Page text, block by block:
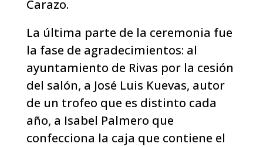
Carazo.
La última parte de la ceremonia fue
la fase de agradecimientos: al
ayuntamiento de Rivas por la cesión
del salón, a José Luis Kuevas, autor
de un trofeo que es distinto cada
año, a Isabel Palmero que
confecciona la caja que contiene el